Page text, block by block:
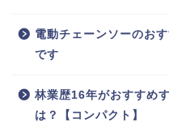
電動チェーンソーのお
です
林業歴16年がおすすめ
は？【コンパクト】